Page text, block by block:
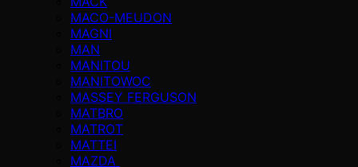
MACO-MEUDON
MAGNI
MAN
MANITOU
MANITOWOC
MASSEY FERGUSON
MATBRO
MATROT
MATTEI
MAZDA